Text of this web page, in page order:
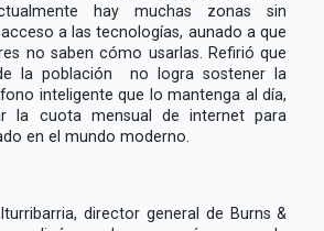
hay muchas zonas sin
a las tecnologías, aunado a que
no saben cómo usarlas. Refirió que
la población no logra sostener la
inteligente que lo mantenga al día,
la cuota mensual de internet para
en el mundo moderno.
director general de Burns &